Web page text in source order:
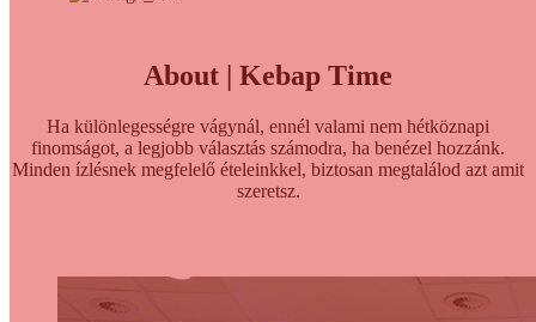
About | Kebap Time
Ha különlegességre vágynál, ennél valami nem hétköznapi
finomságot, a legjobb választás számodra, ha benézel hozzánk.
Minden ízlésnek megfelelő ételeinkkel, biztosan megtalálod azt amit
szeretsz.